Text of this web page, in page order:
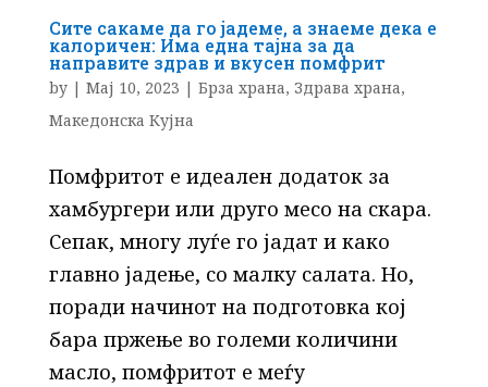
Сите сакаме да го јадеме, а знаеме дека е
калоричен: Има една тајна за да
направите здрав и вкусен помфрит
by | Мај 10, 2023 | Брза храна, Здрава храна,
Македонска Кујна
Помфритот е идеален додаток за
хамбургери или друго месо на скара.
Сепак, многу луѓе го јадат и како
главно јадење, со малку салата. Но,
поради начинот на подготовка кој
бара пржење во големи количини
масло, помфритот е меѓу